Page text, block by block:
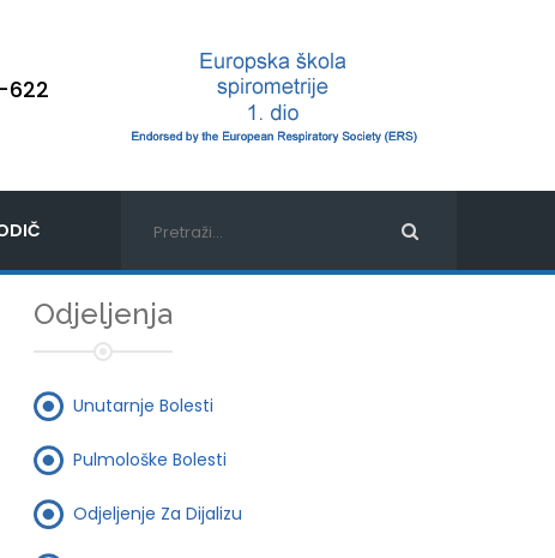
622
Odjeljenja
Unutarnje Bolesti
Pulmološke Bolesti
Odjeljenje Za Dijalizu